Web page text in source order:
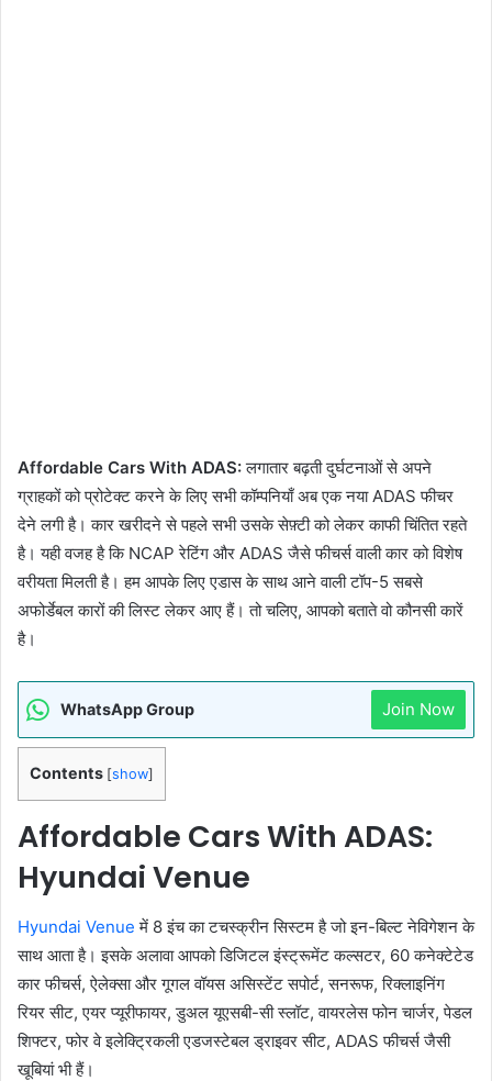
Affordable Cars With ADAS:लगातार बढ़ती दुर्घटनाओं से अपने
ग्राहकों को प्रोटेक्ट करने के लिए सभी कॉम्पनियाँ अब एक नया ADAS फीचर
देने लगी है। कार खरीदने से पहले सभी उसके सेफ़्टी को लेकर काफी चिंतित रहते
है। यही वजह है कि NCAP रेटिंग और ADAS जैसे फीचर्स वाली कार को विशेष
वरीयता मिलती है। हम आपके लिए एडास के साथ आने वाली टॉप-5 सबसे
अफोर्डेबल कारों की लिस्ट लेकर आए हैं। तो चलिए, आपको बताते वो कौनसी कारें
है।
WhatsApp Group Join Now
Contents [show]
Affordable Cars With ADAS:
Hyundai Venue
Hyundai Venueमें 8 इंच का टचस्क्रीन सिस्टम है जो इन-बिल्ट नेविगेशन के
साथ आता है। इसके अलावा आपको डिजिटल इंस्ट्रूमेंट कल्सटर, 60 कनेक्टेटेड
कार फीचर्स, ऐलेक्सा और गूगल वॉयस असिस्टेंट सपोर्ट, सनरूफ, रिक्लाइनिंग
रियर सीट, एयर प्यूरीफायर, डुअल यूएसबी-सी स्लॉट, वायरलेस फोन चार्जर, पेडल
शिफ्टर, फोर वे इलेक्ट्रिकली एडजस्टेबल ड्राइवर सीट, ADAS फीचर्स जैसी
खूबियां भी हैं।